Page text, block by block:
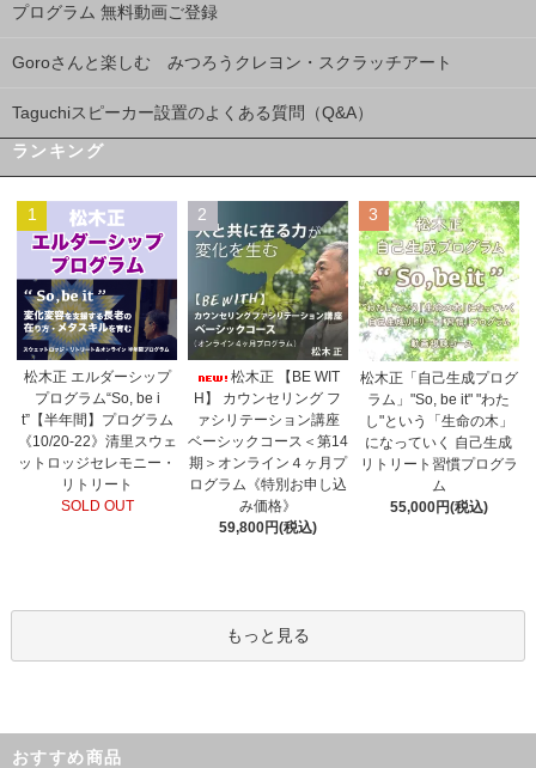
プログラム 無料動画ご登録
Goroさんと楽しむ みつろうクレヨン・スクラッチアート
Taguchiスピーカー設置のよくある質問（Q&A）
ランキング
1
松木正 エルダーシップ
プログラム“So, be i
t”【半年間】プログラム
《10/20-22》清里スウェ
ットロッジセレモニー・
リトリート
SOLD OUT
2
松木正 【BE WIT
H】 カウンセリング フ
ァシリテーション講座
ベーシックコース＜第14
期＞オンライン４ヶ月プ
ログラム《特別お申し込
み価格》
59,800円(税込)
3
松木正「自己生成プログ
ラム」"So, be it" "わた
し"という「生命の木」
になっていく 自己生成
リトリート習慣プログラ
ム
55,000円(税込)
もっと見る
おすすめ商品